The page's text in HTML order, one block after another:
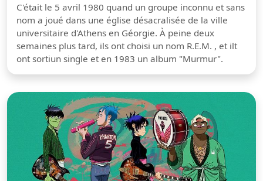
C'était le 5 avril 1980 quand un groupe inconnu et sans
nom a joué dans une église désacralisée de la ville
universitaire d'Athens en Géorgie. À peine deux
semaines plus tard, ils ont choisi un nom R.E.M. , et ilt
ont sortiun single et en 1983 un album "Murmur".